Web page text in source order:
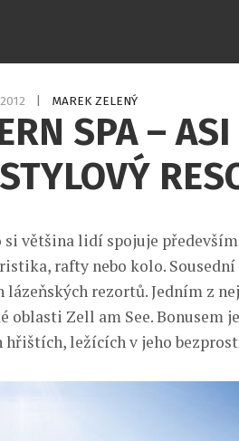
MAREK ZELENÝ
SPA – ASI
si většina lidí spojuje
rafty nebo kolo.
rezortů. Jedním z
oblasti Zell am See. Bonusem
hřištích, ležících v jeho